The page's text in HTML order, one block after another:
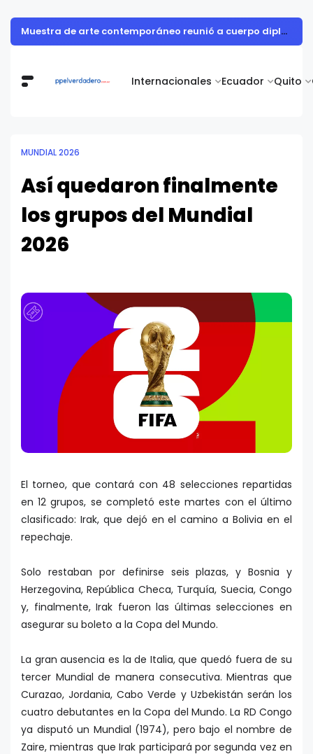
Internacionales Ecuador Quito
Muestra de arte contemporáneo reunió a cuerpo diplomático y artistas nacionales en la Academia Diplomática Galo Plaza
MUNDIAL 2026
Así quedaron finalmente
los grupos del Mundial
2026
El torneo, que contará con 48 selecciones repartidas
en 12 grupos, se completó este martes con el último
clasificado: Irak, que dejó en el camino a Bolivia en el
repechaje.
Solo restaban por definirse seis plazas, y Bosnia y
Herzegovina, República Checa, Turquía, Suecia, Congo
y, finalmente, Irak fueron las últimas selecciones en
asegurar su boleto a la Copa del Mundo.
La gran ausencia es la de Italia, que quedó fuera de su
tercer Mundial de manera consecutiva. Mientras que
Curazao, Jordania, Cabo Verde y Uzbekistán serán los
cuatro debutantes en la Copa del Mundo. La RD Congo
ya disputó un Mundial (1974), pero bajo el nombre de
Zaire, mientras que Irak participará por segunda vez en